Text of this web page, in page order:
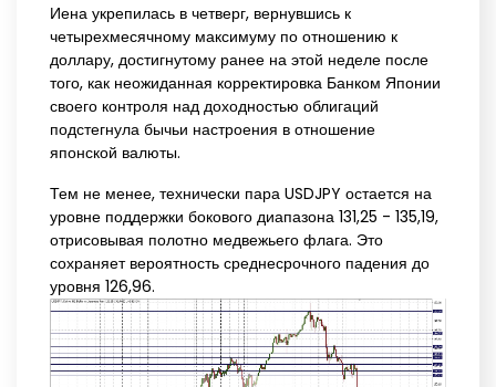
Иена укрепилась в четверг, вернувшись к
четырехмесячному максимуму по отношению к
доллару, достигнутому ранее на этой неделе после
того, как неожиданная корректировка Банком Японии
своего контроля над доходностью облигаций
подстегнула бычьи настроения в отношение
японской валюты.
Тем не менее, технически пара USDJPY остается на
уровне поддержки бокового диапазона 131,25 - 135,19,
отрисовывая полотно медвежьего флага. Это
сохраняет вероятность среднесрочного падения до
уровня 126,96.